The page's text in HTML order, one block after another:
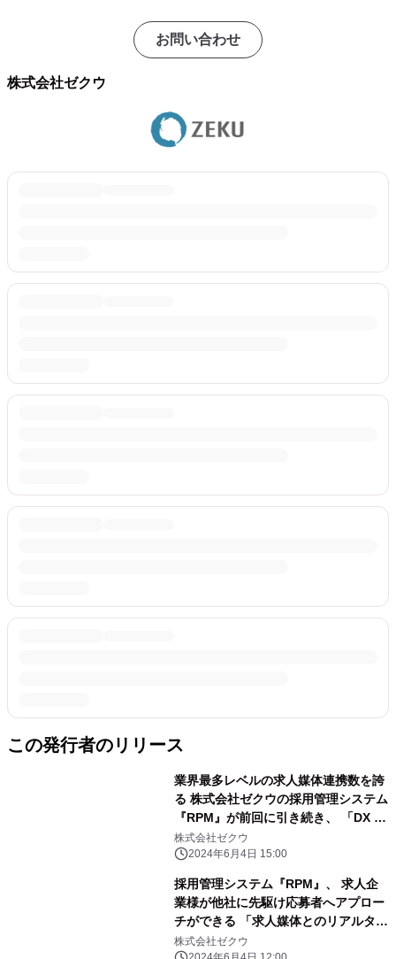
お問い合わせ
株式会社ゼクウ
この発行者のリリース
業界最多レベルの求人媒体連携数を誇
る 株式会社ゼクウの採用管理システム
『RPM』が前回に引き続き、 「DX -
デジタルトランスフォーメーション-
総合EXPO 2024 SUMMER」に出展
株式会社ゼクウ
2024年6月4日 15:00
採用管理システム『RPM』、 求人企
業様が他社に先駆け応募者へアプロー
チができる 「求人媒体とのリアルタイ
ム応募データ連携」を提供開始
株式会社ゼクウ